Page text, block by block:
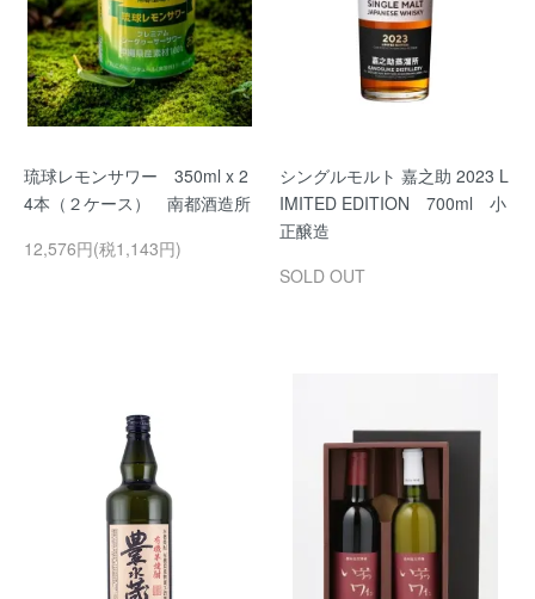
琉球レモンサワー 350ml x 2
4本（２ケース） 南都酒造所
12,576円(税1,143円)
シングルモルト 嘉之助 2023 L
IMITED EDITION 700ml 小
正醸造
SOLD OUT